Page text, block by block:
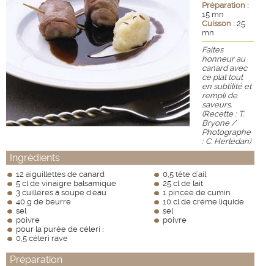
Préparation :
15 mn
Cuisson : 25
mn
Faites
honneur au
canard avec
ce plat tout
en subtilité et
rempli de
saveurs.
(Recette : T.
Bryone /
Photographe
: C. Herlédan)
Ingrédients
12 aiguillettes de canard
5 cl de vinaigre balsamique
3 cuillères à soupe d'eau
40 g de beurre
sel
poivre
pour la purée de céleri :
0,5 céleri rave
0,5 tête d'ail
25 cl de lait
1 pincée de cumin
10 cl de crème liquide
sel
poivre
Préparation